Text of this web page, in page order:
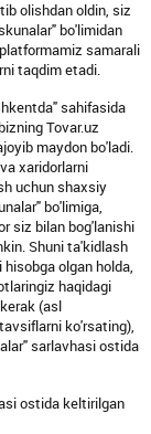
olishdan oldin, siz
bo'limidan
samarali
taqdim etadi.
sahifasida
Tovar.uz
maydon bo'ladi.
xaridorlarni
uchun shaxsiy
bo'limiga,
siz bilan bog'lanishi
Shuni ta'kidlash
olgan holda,
haqidagi
(asl
ko'rsating),
sarlavhasi ostida
ostida keltirilgan